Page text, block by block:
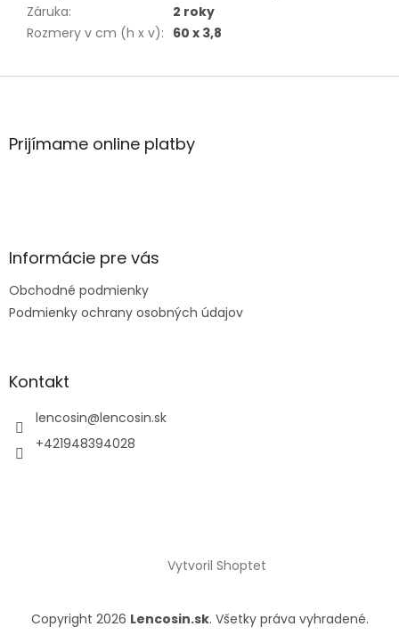
Záruka:
2 roky
Rozmery v cm (h x v): 60 x 3,8
Z
äPrijímame online platby
Informácie pre vás
Obchodné podmienky
Podmienky ochrany osobných údajov
Kontakt
lencosin@lencosin.sk
+421948394028
Vytvoril Shoptet
Copyright 2026 Lencosin.sk. Všetky práva vyhradené.